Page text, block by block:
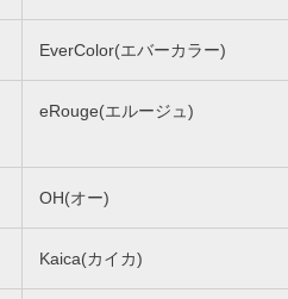
EverColor(エバーカラー)
eRouge(エルージュ)
OH(オー)
Kaica(カイカ)